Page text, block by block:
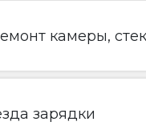
камеры,
зарядки